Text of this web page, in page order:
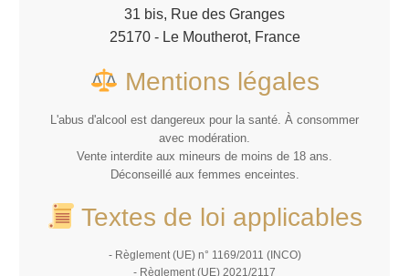
31 bis, Rue des Granges
25170 - Le Moutherot, France
Mentions légales
L'abus d'alcool est dangereux pour la santé. À consommer
avec modération.
Vente interdite aux mineurs de moins de 18 ans.
Déconseillé aux femmes enceintes.
Textes de loi applicables
- Règlement (UE) n° 1169/2011 (INCO)
- Règlement (UE) 2021/2117